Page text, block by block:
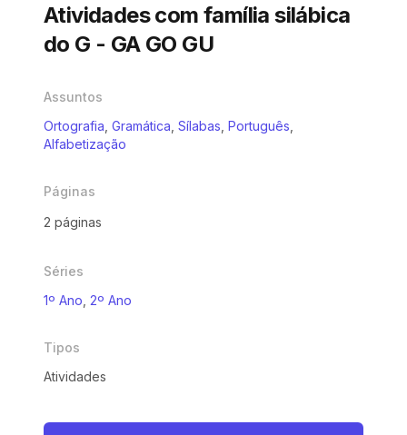
Atividades com família silábica
do G - GA GO GU
Assuntos
Ortografia Gramática Sílabas Português
Alfabetização
Páginas
2 páginas
Séries
1º Ano 2º Ano
Tipos
Atividades